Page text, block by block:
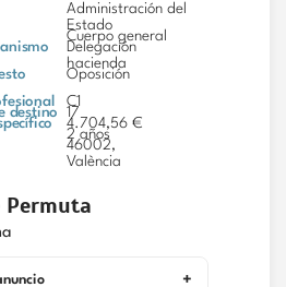
Administración del
Estado
Cuerpo general
Delegación
hacienda
Oposición
C1
destino 17
4.704,56 €
2 años
46002,
València
Permuta